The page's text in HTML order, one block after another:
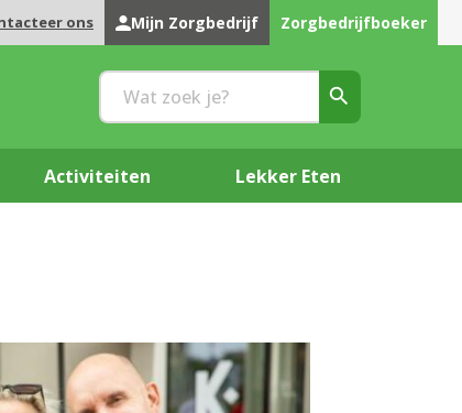
ons Mijn Zorgbedrijf Zorgbedrijfboeker
Activiteiten Lekker Eten